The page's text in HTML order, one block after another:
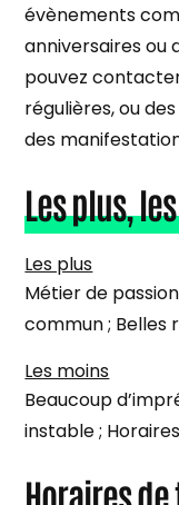
évènements
anniversaires ou
pouvez
régulières, ou
des
Les plus,
Les plus
Métier de
commun ; Belles
Les moins
Beaucoup
instable ;
Horaires